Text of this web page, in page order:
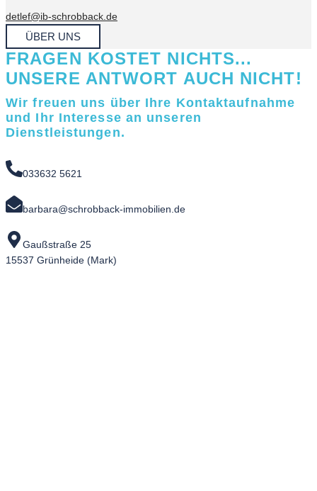
detlef@ib-schrobback.de
ÜBER UNS
FRAGEN KOSTET NICHTS...
UNSERE ANTWORT AUCH NICHT!
Wir freuen uns über Ihre Kontaktaufnahme
und Ihr Interesse an unseren
Dienstleistungen.
033632 5621
barbara@schrobback-immobilien.de
Gaußstraße 25
15537 Grünheide (Mark)